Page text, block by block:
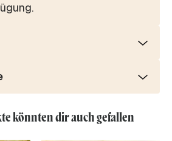
könnten dir auch gefallen